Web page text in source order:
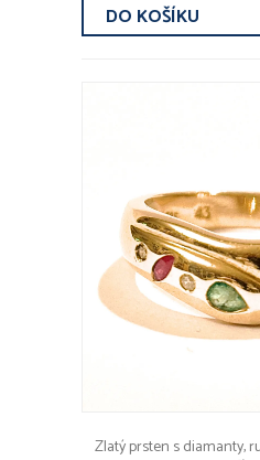
DO KOŠÍKU
Zlatý prsten s diamanty,